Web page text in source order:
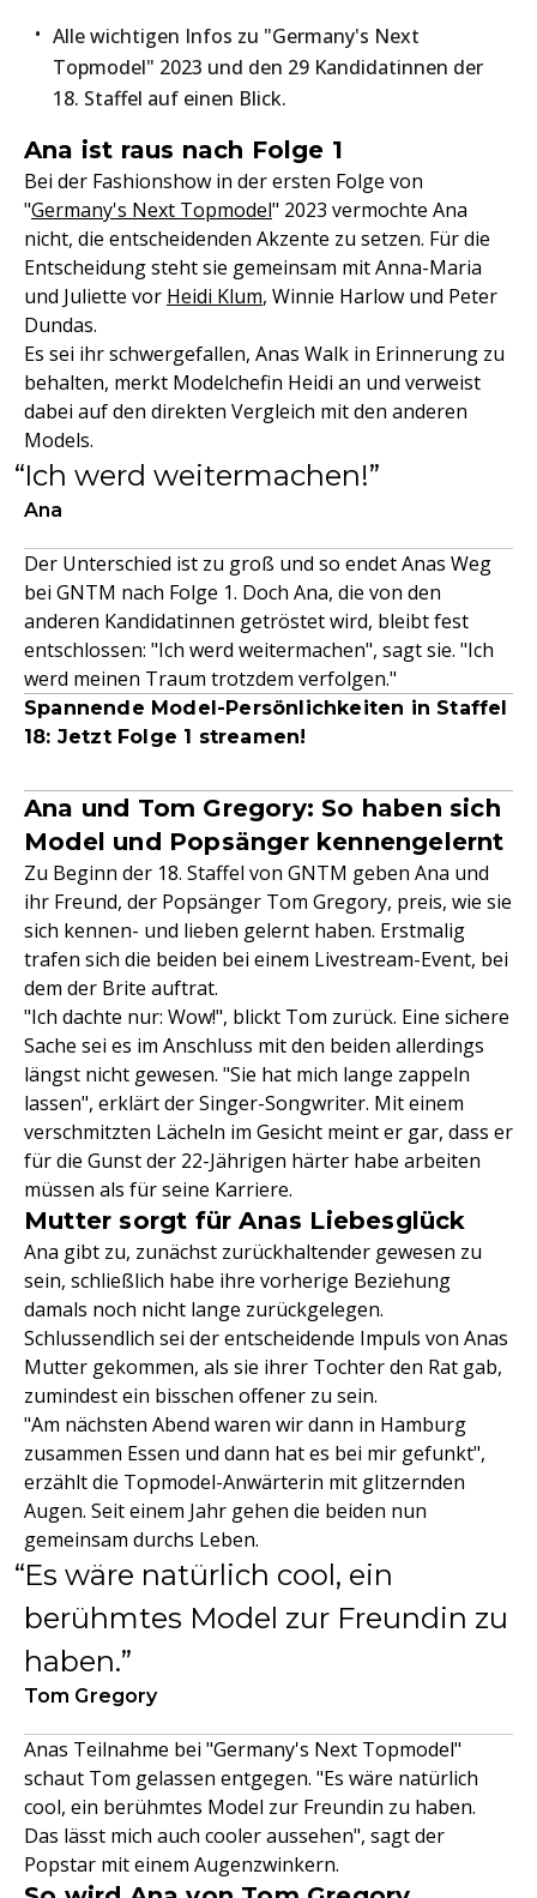
Alle wichtigen Infos zu "Germany's Next
Topmodel" 2023 und den 29 Kandidatinnen der
18. Staffel auf einen Blick.
Ana ist raus nach Folge 1
Bei der Fashionshow in der ersten Folge von
"Germany's Next Topmodel" 2023 vermochte Ana
nicht, die entscheidenden Akzente zu setzen. Für die
Entscheidung steht sie gemeinsam mit Anna-Maria
und Juliette vor Heidi Klum, Winnie Harlow und Peter
Dundas.
Es sei ihr schwergefallen, Anas Walk in Erinnerung zu
behalten, merkt Modelchefin Heidi an und verweist
dabei auf den direkten Vergleich mit den anderen
Models.
Ich werd weitermachen!
Ana
Der Unterschied ist zu groß und so endet Anas Weg
bei GNTM nach Folge 1. Doch Ana, die von den
anderen Kandidatinnen getröstet wird, bleibt fest
entschlossen: "Ich werd weitermachen", sagt sie. "Ich
werd meinen Traum trotzdem verfolgen."
Spannende Model-Persönlichkeiten in Staffel
18: Jetzt Folge 1 streamen!
Ana und Tom Gregory: So haben sich
Model und Popsänger kennengelernt
Zu Beginn der 18. Staffel von GNTM geben Ana und
ihr Freund, der Popsänger Tom Gregory, preis, wie sie
sich kennen- und lieben gelernt haben. Erstmalig
trafen sich die beiden bei einem Livestream-Event, bei
dem der Brite auftrat.
"Ich dachte nur: Wow!", blickt Tom zurück. Eine sichere
Sache sei es im Anschluss mit den beiden allerdings
längst nicht gewesen. "Sie hat mich lange zappeln
lassen", erklärt der Singer-Songwriter. Mit einem
verschmitzten Lächeln im Gesicht meint er gar, dass er
für die Gunst der 22-Jährigen härter habe arbeiten
müssen als für seine Karriere.
Mutter sorgt für Anas Liebesglück
Ana gibt zu, zunächst zurückhaltender gewesen zu
sein, schließlich habe ihre vorherige Beziehung
damals noch nicht lange zurückgelegen.
Schlussendlich sei der entscheidende Impuls von Anas
Mutter gekommen, als sie ihrer Tochter den Rat gab,
zumindest ein bisschen offener zu sein.
"Am nächsten Abend waren wir dann in Hamburg
zusammen Essen und dann hat es bei mir gefunkt",
erzählt die Topmodel-Anwärterin mit glitzernden
Augen. Seit einem Jahr gehen die beiden nun
gemeinsam durchs Leben.
Es wäre natürlich cool, ein
berühmtes Model zur Freundin zu
haben.
Tom Gregory
Anas Teilnahme bei "Germany's Next Topmodel"
schaut Tom gelassen entgegen. "Es wäre natürlich
cool, ein berühmtes Model zur Freundin zu haben.
Das lässt mich auch cooler aussehen", sagt der
Popstar mit einem Augenzwinkern.